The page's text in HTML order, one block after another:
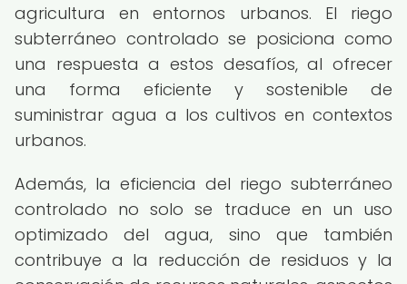
agricultura en entornos urbanos. El riego
subterráneo controlado se posiciona como
una respuesta a estos desafíos, al ofrecer
una forma eficiente y sostenible de
suministrar agua a los cultivos en contextos
urbanos.
Además, la eficiencia del riego subterráneo
controlado no solo se traduce en un uso
optimizado del agua, sino que también
contribuye a la reducción de residuos y la